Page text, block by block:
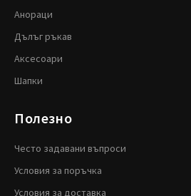
Анораци
Дълъг ръкав
Аксесоари
Шапки
Полезно
Често задавани въпроси
Условия за поръчка
Условия за доставка